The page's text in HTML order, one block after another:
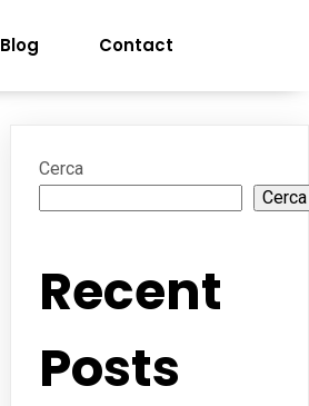
Blog Contact
Cerca
Cerca
Recent
Posts